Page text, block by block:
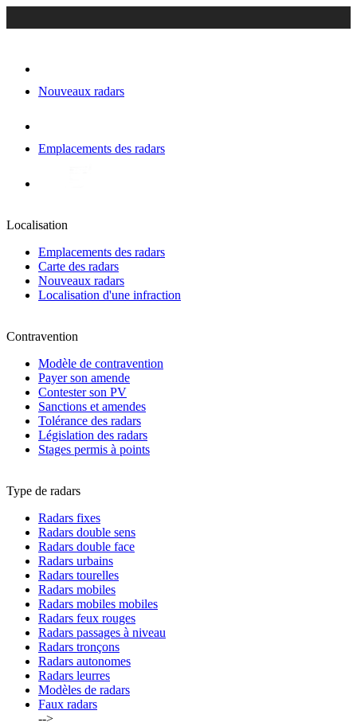
Nouveaux radars
Emplacements des radars
Localisation
Emplacements des radars
Carte des radars
Nouveaux radars
Localisation d'une infraction
Contravention
Modèle de contravention
Payer son amende
Contester son PV
Sanctions et amendes
Tolérance des radars
Législation des radars
Stages permis à points
Type de radars
Radars fixes
Radars double sens
Radars double face
Radars urbains
Radars tourelles
Radars mobiles
Radars mobiles mobiles
Radars feux rouges
Radars passages à niveau
Radars tronçons
Radars autonomes
Radars leurres
Modèles de radars
Faux radars
-->